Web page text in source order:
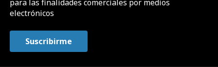
para las finalidades comerciales por medios
electrónicos